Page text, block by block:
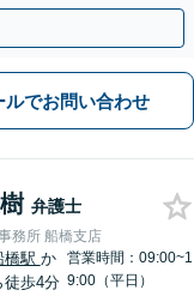
能です。
ルでお問い合わせ
弁護士
務所 船橋支店
橋駅 か
徒歩4分
営業時間：09:00~1
9:00（平日）